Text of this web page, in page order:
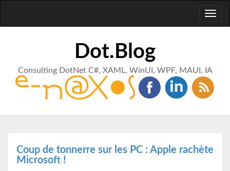
Dot.Blog
Consulting DotNet C#, XAML, WinUI, WPF, MAUI, IA
Coup de tonnerre sur les PC : Apple rachète
Microsoft !